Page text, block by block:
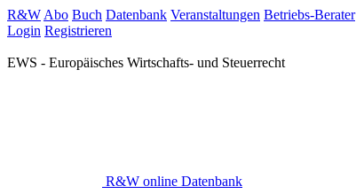
R&W Abo Buch Datenbank Veranstaltungen Betriebs-Berater
Login Registrieren
EWS - Europäisches Wirtschafts- und Steuerrecht
R&W online Datenbank